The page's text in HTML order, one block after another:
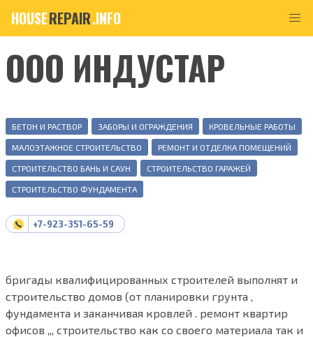
HOUSEREPAIR.INFO
ООО ИНДУСТАР
БЕТОН И РАСТВОР ЗАБОРЫ И ОГРАЖДЕНИЯ КРОВЕЛЬНЫЕ РАБОТЫ
МАЛОЭТАЖНОЕ СТРОИТЕЛЬСТВО РЕМОНТ И ОТДЕЛКА ПОМЕЩЕНИЙ
СТРОИТЕЛЬСТВО БАНЬ И САУН СТРОИТЕЛЬСТВО ГАРАЖЕЙ
СТРОИТЕЛЬСТВО ФУНДАМЕНТА
+7-923-351-65-59
бригады квалифицированных строителей выполнят и
строительство домов (от планировки грунта ,
фундамента и заканчивая кровлей . ремонт квартир
офисов ,,, строительство как со своего материала так и